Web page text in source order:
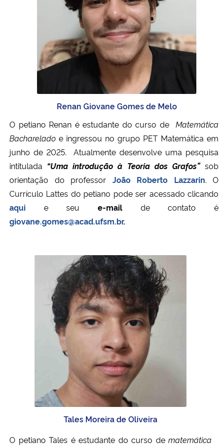
Renan Giovane Gomes de Melo
O petiano Renan é estudante do curso de Matemática
Bacharelado e ingressou no grupo PET Matemática em
junho de 2025.
Atualmente desenvolve uma pesquisa
intitulada “Uma introdução à Teoria dos Grafos”sob
orientação do professor João Roberto Lazzarin. O
Currículo Lattes do petiano pode ser acessado clicando
aqui eseue-mail de contato é
giovane.gomes@acad.ufsm.br.
Tales Moreira de Oliveira
O petiano Tales é estudante do curso de matemática